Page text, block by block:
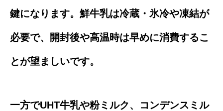
鍵になります。鮮牛乳は冷蔵・氷冷や凍結が
必要で、開封後や高温時は早めに消費するこ
とが望ましいです。
一方でUHT牛乳や粉ミルク、コンデンスミル